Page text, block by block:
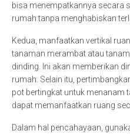
bisa menempatkannya secara
rumah tanpa menghabiskan
Kedua, manfaatkan vertikal
tanaman merambat atau
dinding. Ini akan memberikan
rumah. Selain itu,
pot bertingkat untuk menanam
dapat memanfaatkan ruang
Dalam hal pencahayaan,